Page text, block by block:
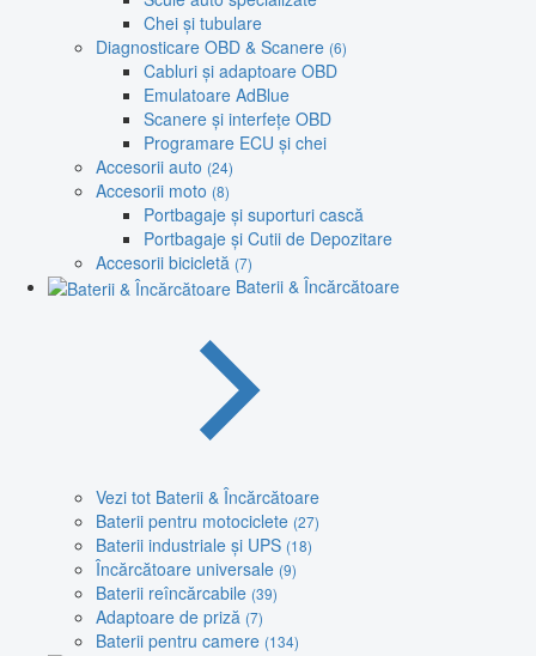
Chei și tubulare
Diagnosticare OBD & Scanere (6)
Cabluri și adaptoare OBD
Emulatoare AdBlue
Scanere și interfețe OBD
Programare ECU și chei
Accesorii auto (24)
Accesorii moto (8)
Portbagaje și suporturi cască
Portbagaje și Cutii de Depozitare
Accesorii bicicletă (7)
Baterii & Încărcătoare
Vezi tot Baterii & Încărcătoare
Baterii pentru motociclete (27)
Baterii industriale și UPS (18)
Încărcătoare universale (9)
Baterii reîncărcabile (39)
Adaptoare de priză (7)
Baterii pentru camere (134)